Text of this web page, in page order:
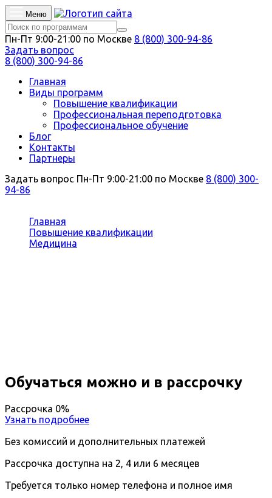
Меню
Пн-Пт 9:00-21:00 по Москве 8 (800) 300-94-86
Задать вопрос
8 (800) 300-94-86
Главная
Виды программ
Повышение квалификации
Профессиональная переподготовка
Профессиональное обучение
Блог
Контакты
Партнеры
Задать вопрос Пн-Пт 9:00-21:00 по Москве 8 (800) 300-
94-86
Главная
Повышение квалификации
Медицина
Обучаться можно и в рассрочку
Рассрочка 0%
Узнать подробнее
Без комиссий и дополнительных платежей
Рассрочка доступна на 2, 4 или 6 месяцев
Требуется только номер телефона и полное имя